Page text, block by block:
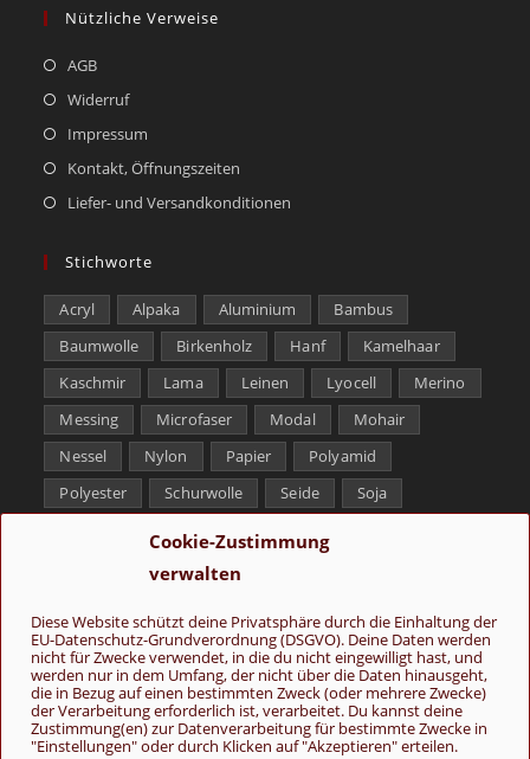
Cookie-Zustimmung
verwalten
Diese Website schützt deine Privatsphäre durch die Einhaltung der
EU-Datenschutz-Grundverordnung (DSGVO). Deine Daten werden
nicht für Zwecke verwendet, in die du nicht eingewilligt hast, und
werden nur in dem Umfang, der nicht über die Daten hinausgeht,
die in Bezug auf einen bestimmten Zweck (oder mehrere Zwecke)
der Verarbeitung erforderlich ist, verarbeitet. Du kannst deine
Zustimmung(en) zur Datenverarbeitung für bestimmte Zwecke in
"Einstellungen" oder durch Klicken auf "Akzeptieren" erteilen.
Nützliche Verweise
AGB
Widerruf
Impressum
Kontakt, Öffnungszeiten
Liefer- und Versandkonditionen
Stichworte
Acryl Alpaka Aluminium
Bambus
Baumwolle
Birkenholz Hanf
Kamelhaar
Kaschmir
Lama Leinen Lyocell
Merino
Messing
Microfaser Modal
Mohair
Nessel
Nylon Papier
Polyamid
Polyester
Schurwolle Seide
Soja
Tencel
Yak
Folge uns